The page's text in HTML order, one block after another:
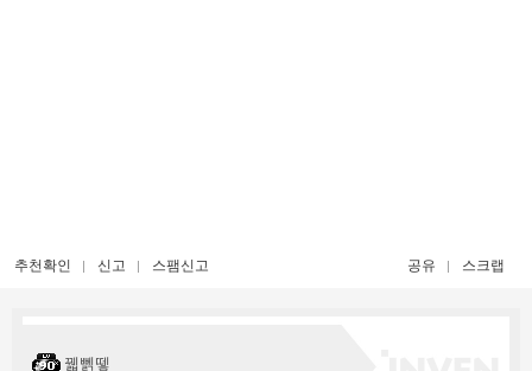
추천확인 신고 스팸신고 공유 스크랩
꿻뻵뗗